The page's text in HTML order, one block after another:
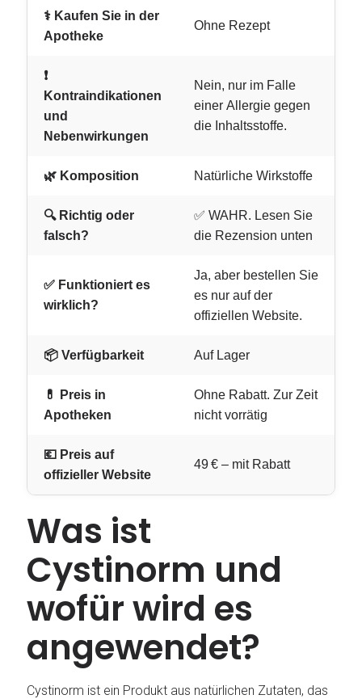
⚕️ Kaufen Sie in der
Apotheke
Ohne Rezept
❗
Kontraindikationen
und
Nebenwirkungen
Nein, nur im Falle
einer Allergie gegen
die Inhaltsstoffe.
🌿 Komposition Natürliche Wirkstoffe
🔍 Richtig oder
falsch?
✅ WAHR. Lesen Sie
die Rezension unten
✅ Funktioniert es
wirklich?
Ja, aber bestellen Sie
es nur auf der
offiziellen Website.
📦 Verfügbarkeit Auf Lager
💊 Preis in
Apotheken
Ohne Rabatt. Zur Zeit
nicht vorrätig
💶 Preis auf
offizieller Website
49 € – mit Rabatt
Was ist
Cystinorm und
wofür wird es
angewendet?
Cystinorm ist ein Produkt aus natürlichen Zutaten, das